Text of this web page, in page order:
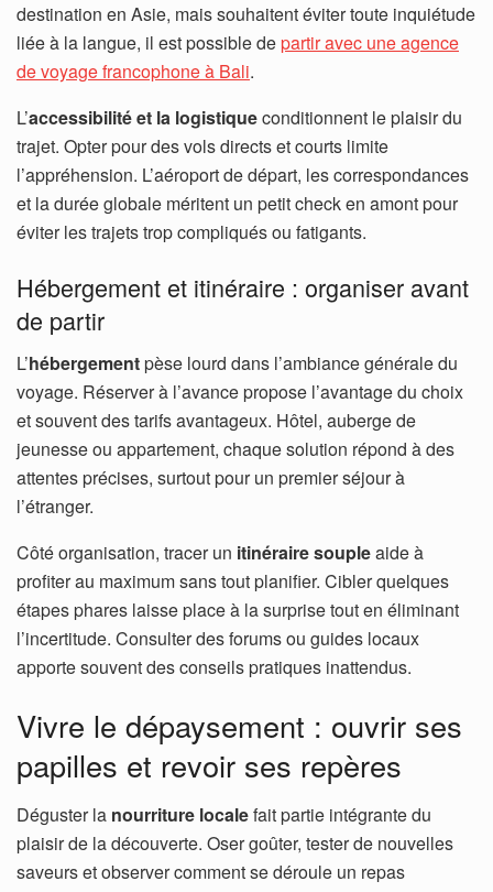
destination en Asie, mais souhaitent éviter toute inquiétude
liée à la langue, il est possible departir avec une agence
de voyage francophone à Bali.
L’accessibilité et la logistiqueconditionnent le plaisir du
trajet. Opter pour des vols directs et courts limite
l’appréhension. L’aéroport de départ, les correspondances
et la durée globale méritent un petit check en amont pour
éviter les trajets trop compliqués ou fatigants.
Hébergement et itinéraire : organiser avant
de partir
L’hébergementpèse lourd dans l’ambiance générale du
voyage. Réserver à l’avance propose l’avantage du choix
et souvent des tarifs avantageux. Hôtel, auberge de
jeunesse ou appartement, chaque solution répond à des
attentes précises, surtout pour un premier séjour à
l’étranger.
Côté organisation, tracer un itinéraire soupleaide à
profiter au maximum sans tout planifier. Cibler quelques
étapes phares laisse place à la surprise tout en éliminant
l’incertitude. Consulter des forums ou guides locaux
apporte souvent des conseils pratiques inattendus.
Vivre le dépaysement : ouvrir ses
papilles et revoir ses repères
Déguster la nourriture localefait partie intégrante du
plaisir de la découverte. Oser goûter, tester de nouvelles
saveurs et observer comment se déroule un repas